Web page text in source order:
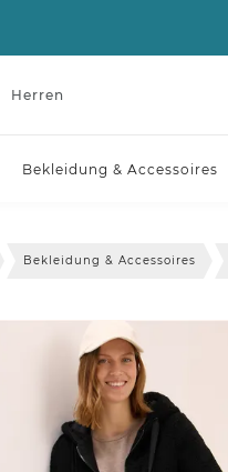
Herren
Bekleidung & Accessoires
Bekleidung & Accessoires